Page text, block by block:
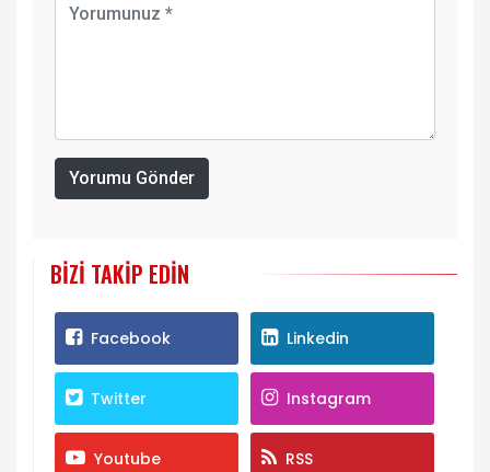
Yorumu Gönder
BIZI TAKIP EDIN
Facebook Linkedin
Twitter Instagram
Youtube RSS